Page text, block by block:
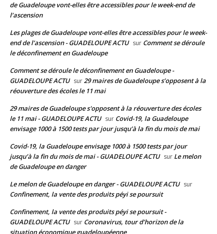
de Guadeloupe vont-elles être accessibles pour le week-end de
l’ascension
Les plages de Guadeloupe vont-elles être accessibles pour le week-
end de l’ascension - GUADELOUPE ACTU sur Comment se déroule
le déconfinement en Guadeloupe
Comment se déroule le déconfinement en Guadeloupe -
GUADELOUPE ACTU sur29 maires de Guadeloupe s’opposent à la
réouverture des écoles le 11 mai
29 maires de Guadeloupe s'opposent à la réouverture des écoles
le 11 mai - GUADELOUPE ACTU sur Covid-19, la Guadeloupe
envisage 1000 à 1500 tests par jour jusqu’à la fin du mois de mai
Covid-19, la Guadeloupe envisage 1000 à 1500 tests par jour
jusqu’à la fin du mois de mai - GUADELOUPE ACTU sur Le melon
de Guadeloupe en danger
Le melon de Guadeloupe en danger - GUADELOUPE ACTU sur
Confinement, la vente des produits péyi se poursuit
Confinement, la vente des produits péyi se poursuit -
GUADELOUPE ACTU sur Coronavirus, tour d’horizon de la
situation économique guadeloupéenne